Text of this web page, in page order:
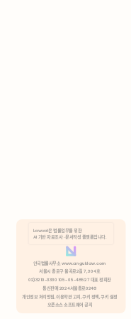
분석 쿠키 허용
Lawvot은 법률업무를 위한
AI 기반 자료조사 · 문서작성 플랫폼입니다.
안국법률사무소 www.anguklaw.com
서울시 종로구 율곡로2길 7, 304호
02)3210-3330 105-05-48527 대표 정희찬
통신판매 2024서울종로0248
개인정보 처리방침, 이용약관 고지, 쿠키 정책, 쿠키 설정
오픈소스 소프트웨어 공지